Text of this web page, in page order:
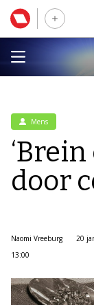
Mens
door
Naomi Vreeburg
20
13:00